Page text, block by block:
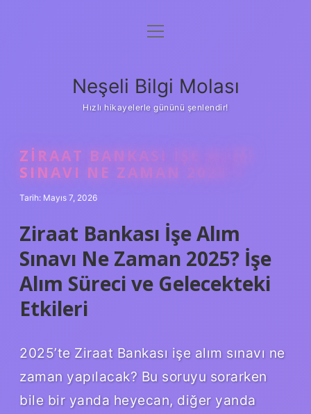
Anasayfa
Yasal Uyarı
menüyü
Neşeli Bilgi Molası
Hızlı hikayelerle gününü şenlendir!
ZIRAAT BANKASI IŞE ALIM
SINAVI NE ZAMAN 2025 ?
Tarih: Mayıs 7, 2026
Ziraat Bankası İşe Alım
Sınavı Ne Zaman 2025? İşe
Alım Süreci ve Gelecekteki
Etkileri
2025’te Ziraat Bankası işe alım sınavı ne
zaman yapılacak? Bu soruyu sorarken
bile bir yanda heyecan, diğer yanda